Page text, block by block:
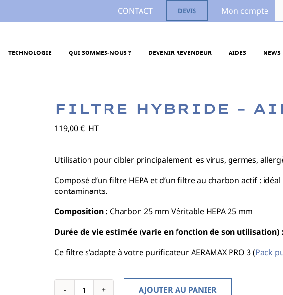
CONTACT DEVIS Mon compte
TECHNOLOGIE QUI SOMMES-NOUS ? DEVENIR REVENDEUR AIDES NEWS
FILTRE HYBRIDE –
119,00€ HT
Utilisation pour cibler principalement les virus, germes,
Composé d’un filtre HEPA et d’un filtre au charbon actif :
contaminants.
Composition : Charbon 25 mm Véritable HEPA 25 mm
Durée de vie estimée (varie en fonction de son utilisation) :
Ce filtre s’adapte à votre purificateur AERAMAX PRO 3 (Pack
AJOUTER AU PANIER